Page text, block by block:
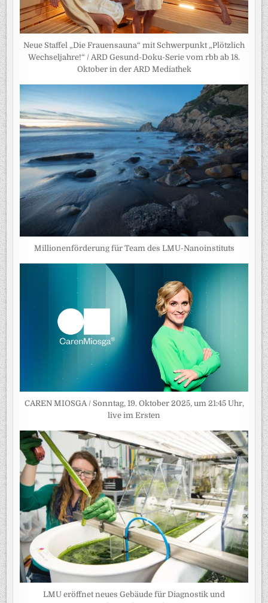
Neue Staffel „Die Frauensauna“ mit Schwerpunkt „Plötzlich
Wechseljahre!“ / ARD Gesund-Doku-Serie vom rbb ab 18.
Oktober in der ARD Mediathek
Millionenförderung für Team des LMU-Nanoinstituts
CAREN MIOSGA / Sonntag, 19. Oktober 2025, um 21:45 Uhr,
live im Ersten
LMU eröffnet neues Gebäude für Diagnostik und